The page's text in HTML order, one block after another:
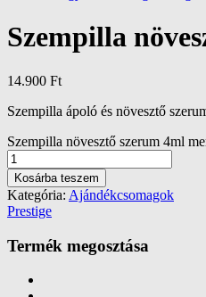
Szempilla
14.900 Ft
Szempilla ápoló és növesztő
Szempilla növesztő szerum 4ml
Kosárba teszem
Kategória: Ajándékcsomagok
Prestige
Termék megosztása